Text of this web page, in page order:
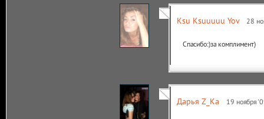
Ksu Ksuuuuu Yov 28
Спасибо:)за комплимент)
Дарья Z_Ka 19 ноября